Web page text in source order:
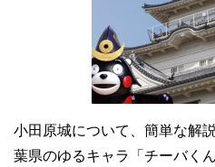
小田原城について、簡単な解
葉県のゆるキャラ「チーバく